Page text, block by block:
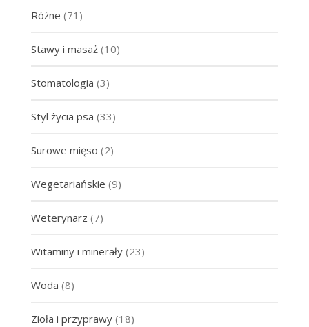
Różne (71)
Stawy i masaż(10)
Stomatologia (3)
Styl życia psa (33)
Surowe mięso (2)
Wegetariańskie (9)
Weterynarz (7)
Witaminy i minerały(23)
Woda (8)
Zioła i przyprawy(18)